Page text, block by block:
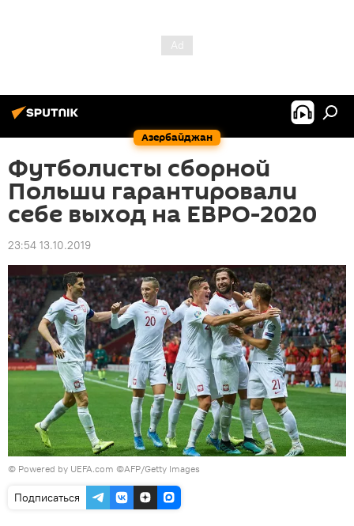
Азербайджан
Футболисты сборной
Польши гарантировали
себе выход на ЕВРО-2020
23:54 13.10.2019
© Powered by UEFA.com ©AFP/Getty Images
Подписаться